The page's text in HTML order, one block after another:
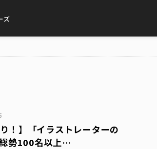
ズ
！】「イラストレーターの
勢100名以上…